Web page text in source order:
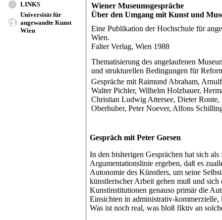
LINKS
Universität für
angewandte Kunst
Wien
Wiener Museumsgespräche
Über den Umgang mit Kunst und
Eine Publikation der Hochschule für
Wien.
Falter Verlag, Wien 1988
Thematisierung des angelaufenen
und strukturellen Bedingungen für
Gespräche mit Raimund Abraham,
Walter Pichler, Wilhelm Holzbauer,
Christian Ludwig Attersee, Dieter Ronte,
Oberhuber, Peter Noever, Alfons
Gespräch mit Peter Gorsen
In den bisherigen Gesprächen hat sich als
Argumentationslinie ergeben, daß es
Autonomie des Künstlers, um seine
künstlerischer Arbeit gehen muß und sich
Kunstinstitutionen genauso primär die
Einsichten in administrativ-kommerzielle,
Was ist noch real, was bloß fiktiv an